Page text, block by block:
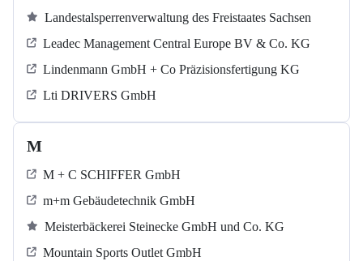
Landestalsperrenverwaltung des Freistaates Sachsen
Leadec Management Central Europe BV & Co. KG
Lindenmann GmbH + Co Präzisionsfertigung KG
Lti DRIVERS GmbH
M
M + C SCHIFFER GmbH
m+m Gebäudetechnik GmbH
Meisterbäckerei Steinecke GmbH und Co. KG
Mountain Sports Outlet GmbH